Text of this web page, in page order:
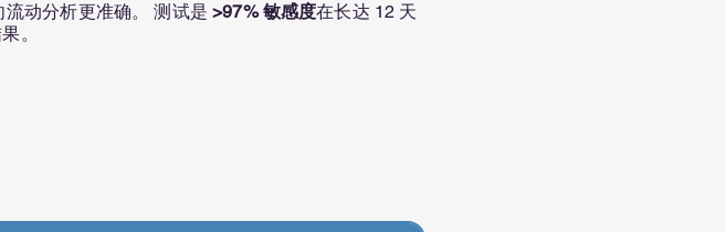
流动分析更准确。 测试是>97% 敏感度在长达 12 天
。